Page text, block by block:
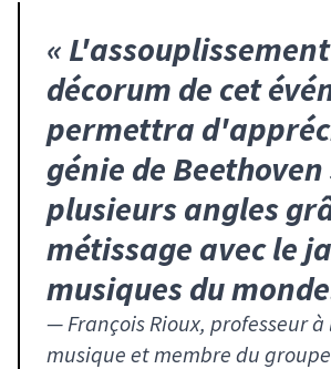
«
décorum de cet
permettra
génie de Beethoven
plusieurs angles
métissage avec le
musiques du
— François Rioux, professeur
musique et membre du